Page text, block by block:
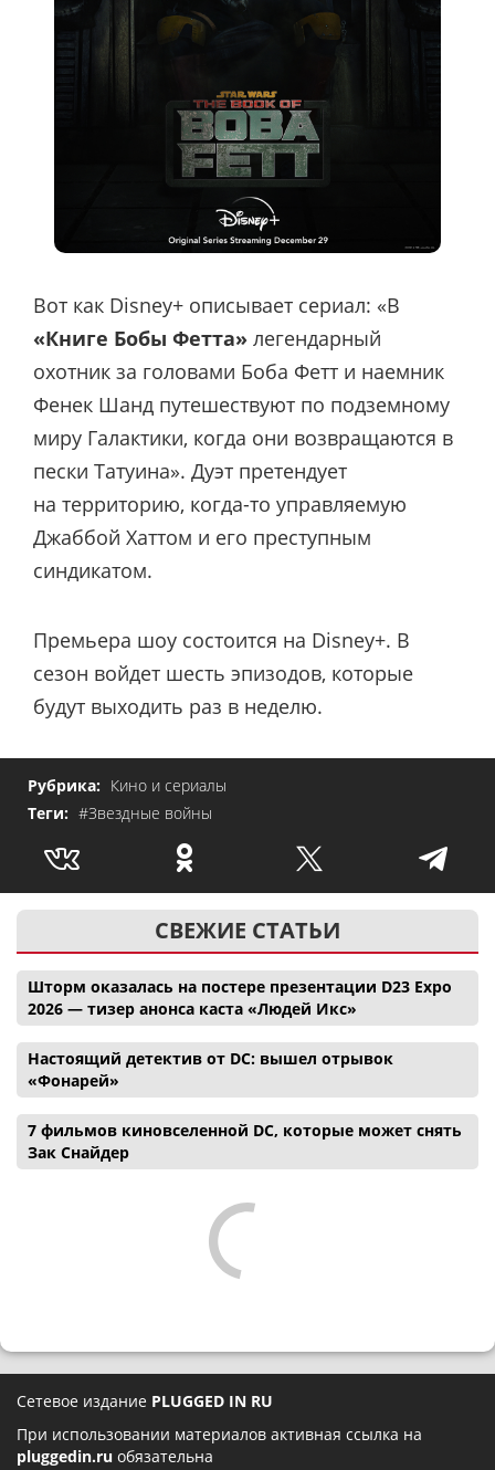
Вот как Disney+ описывает сериал: «В
«Книге Бобы Фетта» легендарный
охотник за головами Боба Фетт и наемник
Фенек Шанд путешествуют по подземному
миру Галактики, когда они возвращаются в
пески Татуина». Дуэт претендует
на территорию, когда-то управляемую
Джаббой Хаттом и его преступным
синдикатом.
Премьера шоу состоится на Disney+. В
сезон войдет шесть эпизодов, которые
будут выходить раз в неделю.
Рубрика: Кино и сериалы
Теги: #Звездные войны
СВЕЖИЕ СТАТЬИ
Шторм оказалась на постере презентации D23 Expo
2026 — тизер анонса каста «Людей Икс»
Настоящий детектив от DC: вышел отрывок
«Фонарей»
7 фильмов киновселенной DC, которые может снять
Зак Снайдер
Сетевое издание PLUGGED IN RU
При использовании материалов активная ссылка на
pluggedin.ru обязательна